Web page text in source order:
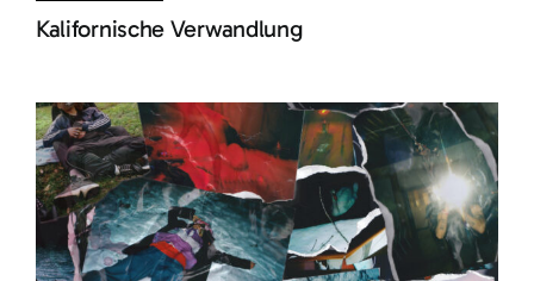
Kalifornische Verwandlung